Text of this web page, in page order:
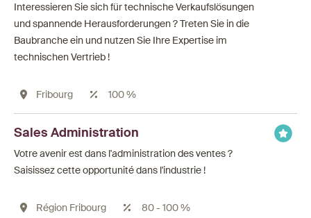
Interessieren Sie sich für technische Verkaufslösungen
und spannende Herausforderungen ? Treten Sie in die
Baubranche ein und nutzen Sie Ihre Expertise im
technischen Vertrieb !
Fribourg 100 %
Sales Administration
Votre avenir est dans l'administration des ventes ?
Saisissez cette opportunité dans l'industrie !
Région Fribourg 80 - 100 %